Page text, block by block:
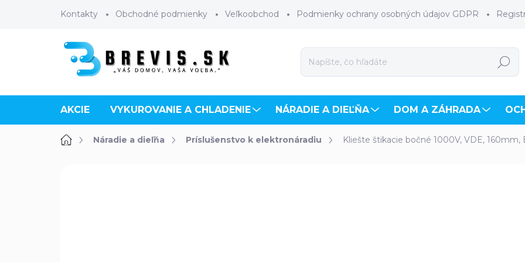
Kontakty Obchodné podmienky Veľkoobchod Podmienky ochrany osobných údajov GDPR
Hľadať
AKCIE VYKUROVANIE A CHLADENIE NÁRADIE A DIEĽŇA DOM A ZÁHRADA
DomovNáradie a dieľňa Príslušenstvo k elektronáradiu Kliešte štikacie bočné 1000V, VDE, 160mm,